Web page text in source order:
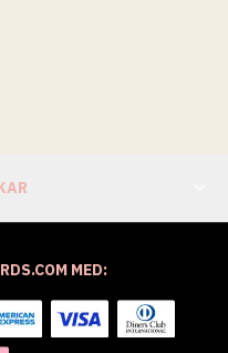
MED: